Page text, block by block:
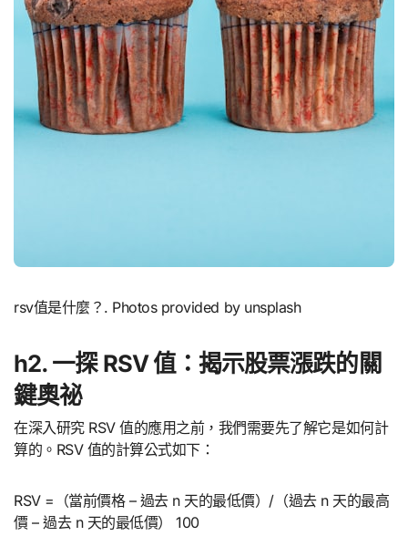
rsv值是什麼？. Photos provided by unsplash
h2. 一探 RSV 值：揭示股票漲跌的關
鍵奧祕
在深入研究 RSV 值的應用之前，我們需要先了解它是如何計
算的。RSV 值的計算公式如下：
RSV =（當前價格 – 過去 n 天的最低價）/（過去 n 天的最高
價 – 過去 n 天的最低價） 100